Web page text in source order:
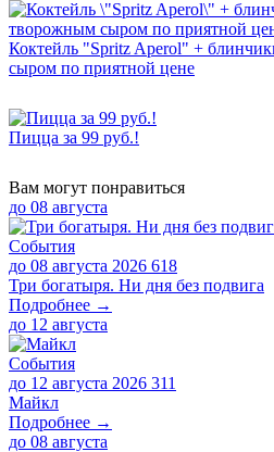
Коктейль "Spritz Aperol" +
сыром по приятной цене
Пицца за 99 руб.!
Вам могут понравиться
до 08 августа
События
до 08 августа 2026 618
Три богатыря. Ни дня без подвига
Подробнее →
до 12 августа
События
до 12 августа 2026 311
Майкл
Подробнее →
до 08 августа